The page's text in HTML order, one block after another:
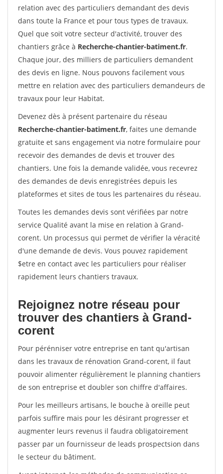
relation avec des particuliers demandant des devis
dans toute la France et pour tous types de travaux.
Quel que soit votre secteur d'activité, trouver des
chantiers grâce à Recherche-chantier-batiment.fr.
Chaque jour, des milliers de particuliers demandent
des devis en ligne. Nous pouvons facilement vous
mettre en relation avec des particuliers demandeurs de
travaux pour leur Habitat.
Devenez dès à présent partenaire du réseau
Recherche-chantier-batiment.fr, faites une demande
gratuite et sans engagement via notre formulaire pour
recevoir des demandes de devis et trouver des
chantiers. Une fois la demande validée, vous recevrez
des demandes de devis enregistrées depuis les
plateformes et sites de tous les partenaires du réseau.
Toutes les demandes devis sont vérifiées par notre
service Qualité avant la mise en relation à Grand-
corent. Un processus qui permet de vérifier la véracité
d'une demande de devis. Vous pouvez rapidement
$etre en contact avec les particuliers pour réaliser
rapidement leurs chantiers travaux.
Rejoignez notre réseau pour
trouver des chantiers à Grand-
corent
Pour pérénniser votre entreprise en tant qu'artisan
dans les travaux de rénovation Grand-corent, il faut
pouvoir alimenter régulièrement le planning chantiers
de son entreprise et doubler son chiffre d'affaires.
Pour les meilleurs artisans, le bouche à oreille peut
parfois suffire mais pour les désirant progresser et
augmenter leurs revenus il faudra obligatoirement
passer par un fournisseur de leads prospectsion dans
le secteur du bâtiment.